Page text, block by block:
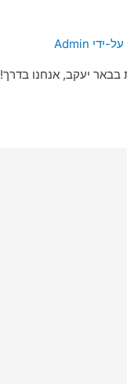
ידי Admin
בבאר יעקב, אנחנו בדרך!